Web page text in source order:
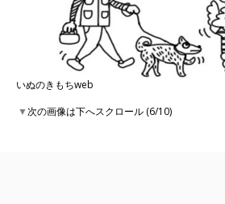
いぬのきもちweb
▼次の画像は下へスクロール (6/10)